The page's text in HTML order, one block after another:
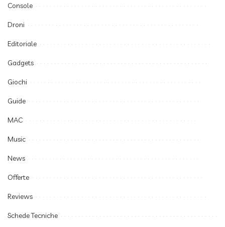
Console
Droni
Editoriale
Gadgets
Giochi
Guide
MAC
Music
News
Offerte
Reviews
Schede Tecniche